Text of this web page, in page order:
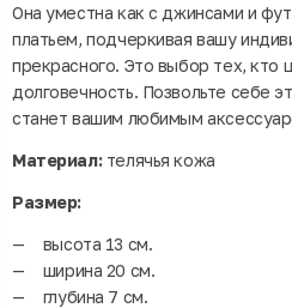
Она уместна как с джинсами и
платьем, подчеркивая вашу
прекрасного. Это выбор тех, кто
долговечность. Позвольте себе
станет вашим любимым
Материал: телячья кожа
Размер:
высота 13 см.
ширина 20 см.
глубина 7 см.